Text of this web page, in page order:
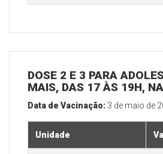
DOSE 2 E 3 PARA
MAIS, DAS 17 ÀS 19H,
Data de Vacinação: 3 de maio de
Unidade